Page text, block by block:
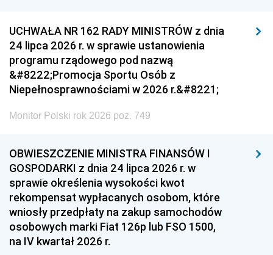
UCHWAŁA NR 162 RADY MINISTRÓW z dnia
24 lipca 2026 r. w sprawie ustanowienia
programu rządowego pod nazwą
&#8222;Promocja Sportu Osób z
Niepełnosprawnościami w 2026 r.&#8221;
Monitor Polski rok 2026 poz. 749
OBWIESZCZENIE MINISTRA FINANSÓW I
GOSPODARKI z dnia 24 lipca 2026 r. w
sprawie określenia wysokości kwot
rekompensat wypłacanych osobom, które
wniosły przedpłaty na zakup samochodów
osobowych marki Fiat 126p lub FSO 1500,
na IV kwartał 2026 r.